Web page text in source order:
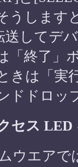
うします
送してデ
「終了」
きは「実
ドドロッ
セス LED
ウエアで